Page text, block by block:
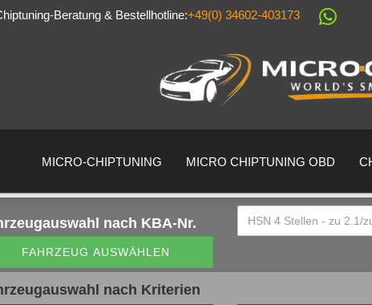
Beratung & Bestellhotline:+49(0) 34602-403173
MICRO-CHIPTUNING MICRO CHIPTUNING OBD
nach KBA-Nr.
FAHRZEUG AUSWÄHLEN
nach Kriterien